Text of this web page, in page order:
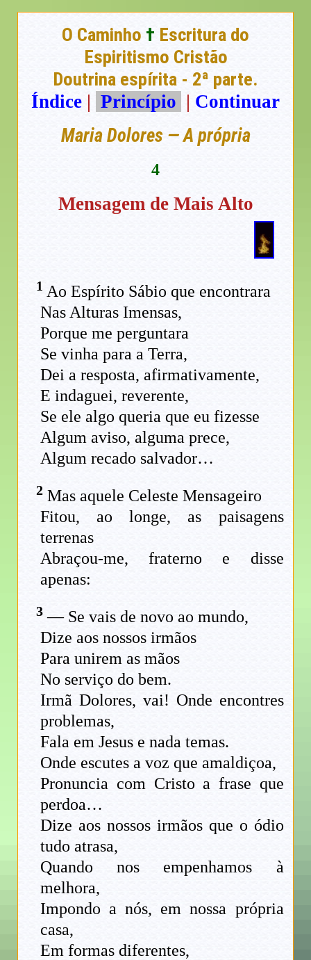
O Caminho † Escritura do
Espiritismo Cristão
Doutrina espírita - 2ª parte.
Índice | Princípio | Continuar
Maria Dolores — A própria
4
Mensagem de Mais Alto
1 Ao Espírito Sábio que encontrara
Nas Alturas Imensas,
Porque me perguntara
Se vinha para a Terra,
Dei a resposta, afirmativamente,
E indaguei, reverente,
Se ele algo queria que eu fizesse
Algum aviso, alguma prece,
Algum recado salvador…
2Mas aquele Celeste Mensageiro
Fitou, ao longe, as paisagens
terrenas
Abraçou-me, fraterno e disse
apenas:
3— Se vais de novo ao mundo,
Dize aos nossos irmãos
Para unirem as mãos
No serviço do bem.
Irmã Dolores, vai! Onde encontres
problemas,
Fala em Jesus e nada temas.
Onde escutes a voz que amaldiçoa,
Pronuncia com Cristo a frase que
perdoa…
Dize aos nossos irmãos que o ódio
tudo atrasa,
Quando nos empenhamos à
melhora,
Impondo a nós, em nossa própria
casa,
Em formas diferentes,